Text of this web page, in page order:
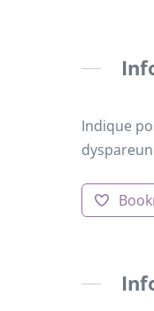
Indique